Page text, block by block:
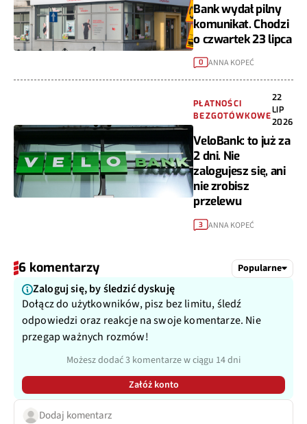
Bank wydał pilny
komunikat. Chodzi
o czwartek 23 lipca
0 ANNA KOPEĆ
PŁATNOŚCI
BEZGOTÓWKOWE
22
LIP
2026
VeloBank: to już za
2 dni. Nie
zalogujesz się, ani
nie zrobisz
przelewu
3 ANNA KOPEĆ
6 komentarzy Popularne
Zaloguj się, by śledzić dyskuję
Dołącz do użytkowników, pisz bez limitu, śledź
odpowiedzi oraz reakcje na swoje komentarze. Nie
przegap ważnych rozmów!
Możesz dodać 3 komentarze w ciągu 14 dni
Załóż konto
Dodaj komentarz